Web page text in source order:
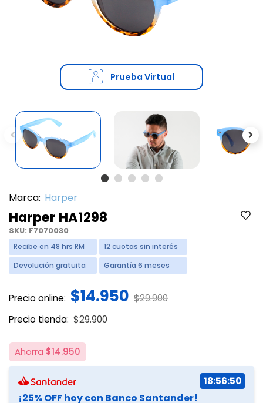
Prueba Virtual
Previous
Marca: Harper
Harper HA1298
SKU: F7070030
Recibe en 48 hrs RM
12 cuotas sin interés
Devolución gratuita
Garantía 6 meses
Precio online: $14.950 Price reduced from
$29.900to
Precio tienda:
Price reduced from
$29.900
Ahorra $14.950
18:56:49
¡25% OFF hoy con Banco Santander!